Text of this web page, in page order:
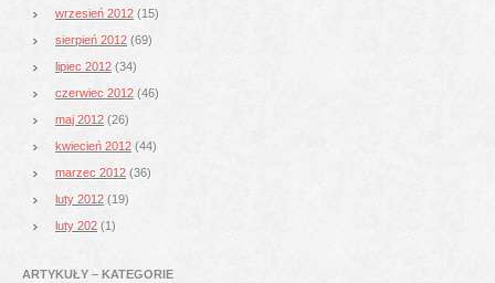
wrzesień 2012 (15)
sierpień 2012 (69)
lipiec 2012 (34)
czerwiec 2012 (46)
maj 2012 (26)
kwiecień 2012 (44)
marzec 2012 (36)
luty 2012 (19)
luty 202 (1)
ARTYKUŁY – KATEGORIE